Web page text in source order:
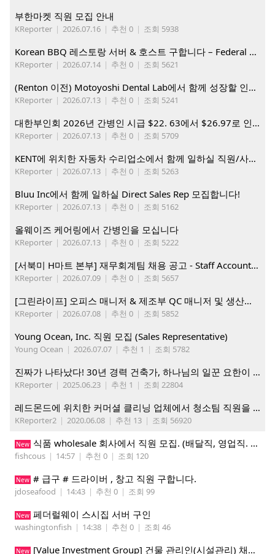
부한마켓 직원 모집 안내
KReporter | 2026.07.16 | 추천 0 | 조회 5938
Korean BBQ 레스토랑 서버 & 호스트 구합니다 – Federal Way & Tacoma $45-$60/hr (server), $21-23/hr (Host)
KReporter | 2026.07.14 | 추천 0 | 조회 5621
(Renton 이전) Motoyoshi Dental Lab에서 함께 성장할 인재를 모십니다.
KReporter | 2026.07.13 | 추천 0 | 조회 5241
대한부인회 2026년 간병인 시급 $22. 63에서 $26.97로 인상. 지금 간병인들을 모집합니다
KReporter | 2026.07.13 | 추천 0 | 조회 5709
KENT에 위치한 자동차 수리업소에서 함께 일하실 직원/사무직원 구합니다.
KReporter | 2026.07.13 | 추천 0 | 조회 5263
Bluu Inc에서 함께 일하실 Direct Sales Rep 모집합니다!
KReporter | 2026.07.13 | 추천 0 | 조회 5162
올웨이즈 케어링에서 간병인을 모십니다
KReporter | 2026.07.13 | 추천 0 | 조회 5222
[서북미 H마트 본부] 재무회계팀 채용 공고 - Staff Accountant
KReporter | 2026.07.09 | 추천 0 | 조회 5657
[그린라이프] 오피스 매니저 & 제조부 QC 매니저 및 생산직, 웨어하우스 직원 모집
KReporter | 2026.07.08 | 추천 0 | 조회 5852
Young Ocean, Inc. 직원 모집 (Sales Representative)
Young Ocean | 2026.07.07 | 추천 1 | 조회 5782
진짜가 나타났다! 30년 경력 건축가, 하나님의 일꾼 요한이 책임 시공합니다.
KReporter | 2025.06.23 | 추천 1 | 조회 22804
레드몬드에 위치한 커머셜 클리닝 업체에서 청소팀 직원을 모집합니다.
KReporter2 | 2020.06.08 | 추천 13 | 조회 56920
New 식품 wholesale 회사에서 직원 모집. (배달직, 영업직. 창고 관리직)
fishcous | 14:57 | 추천 0 | 조회 120
New # 급구 # 드라이버 , 창고 직원 구합니다.
jdoseafood | 14:43 | 추천 0 | 조회 99
New 페더럴웨이 스시집 서버 구인
washingtonfish | 14:38 | 추천 0 | 조회 46
New [Value Investment Group] 건물 관리인(시설관리) 채용 공고